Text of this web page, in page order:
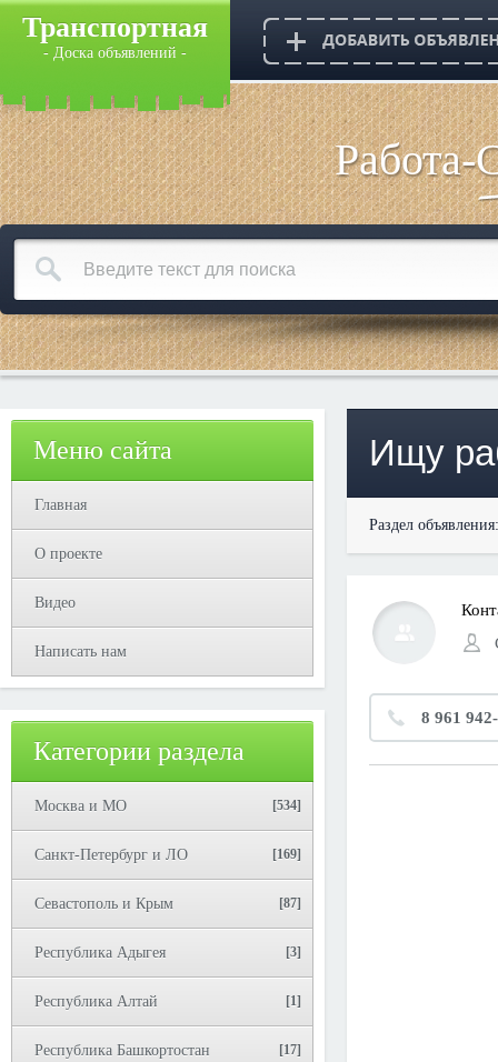
Транспортная
- Доска объявлений -
Меню сайта
Главная
О проекте
Видео
Написать нам
Категории раздела
Москва и МО [534]
Санкт-Петербург и ЛО [169]
Севастополь и Крым [87]
Республика Адыгея [3]
Республика Алтай [1]
Республика Башкортостан [17]
Ищу
Раздел
8 961